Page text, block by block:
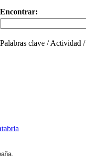
Encontrar:
Palabras clave / Actividad